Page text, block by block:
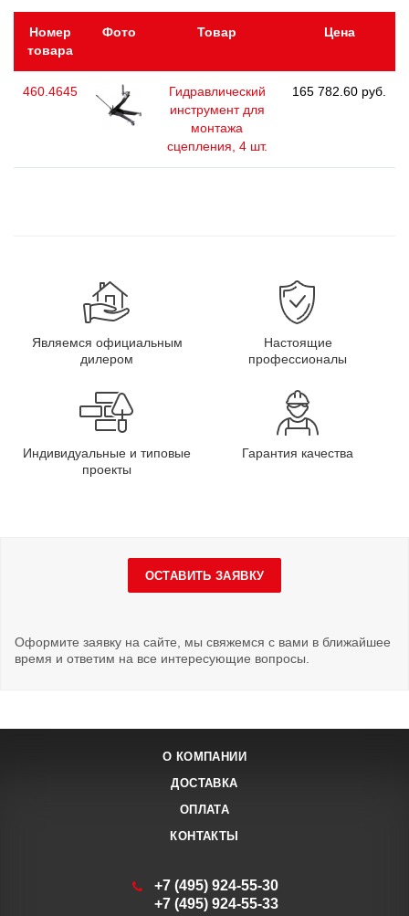
Номер
товара
Фото Товар Цена
460.4645
Гидравлический
инструмент для
монтажа
сцепления, 4 шт.
165 782.60 руб.
Являемся официальным
дилером
Настоящие
профессионалы
Индивидуальные и типовые
проекты
Гарантия качества
ОСТАВИТЬ ЗАЯВКУ
Оформите заявку на сайте, мы свяжемся с вами в ближайшее
время и ответим на все интересующие вопросы.
О КОМПАНИИ
ДОСТАВКА
ОПЛАТА
КОНТАКТЫ
+7 (495) 924-55-30
+7 (495) 924-55-33